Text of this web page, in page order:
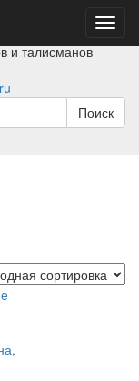
и талисманов
Поиск